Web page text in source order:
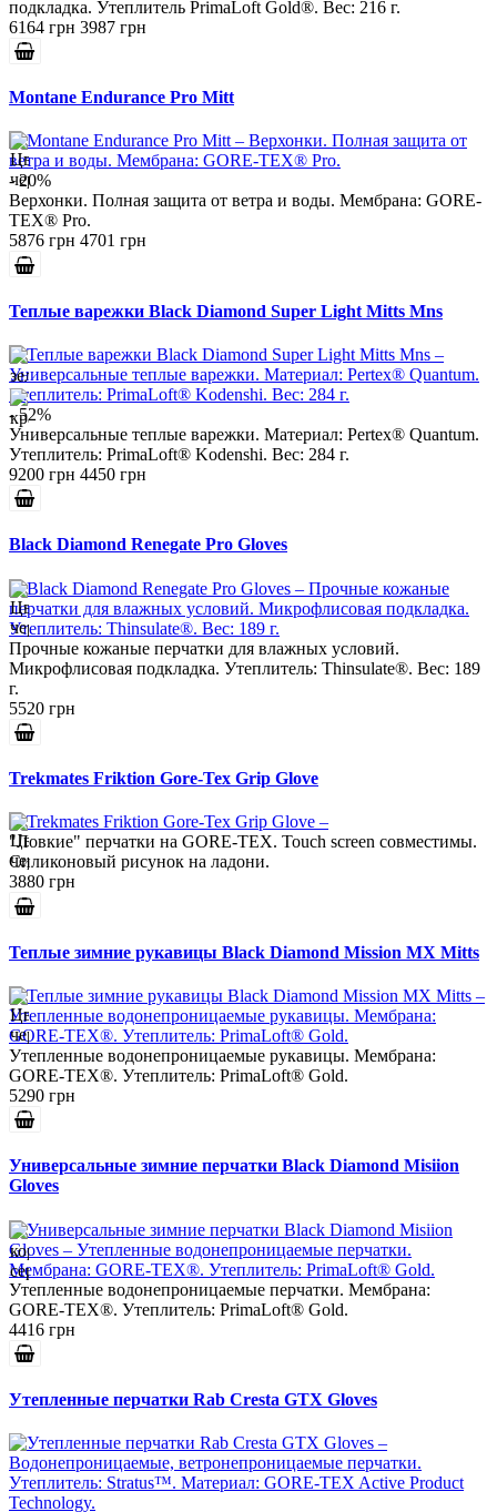
подкладка. Утеплитель PrimaLoft Gold®. Вес: 216 г.
6164 грн 3987 грн
Montane Endurance Pro Mitt
- 20%
Верхонки. Полная защита от ветра и воды. Мембрана: GORE-
TEX® Pro.
5876 грн 4701 грн
Теплые варежки Black Diamond Super Light Mitts Mns
- 52%
Универсальные теплые варежки. Материал: Pertex® Quantum.
Утеплитель: PrimaLoft® Kodenshi. Вес: 284 г.
9200 грн 4450 грн
Black Diamond Renegate Pro Gloves
Прочные кожаные перчатки для влажных условий.
Микрофлисовая подкладка. Утеплитель: Thinsulate®. Вес: 189
г.
5520 грн
Trekmates Friktion Gore-Tex Grip Glove
"Ловкие" перчатки на GORE-TEX. Touch screen совместимы.
Силиконовый рисунок на ладони.
3880 грн
Теплые зимние рукавицы Black Diamond Mission MX Mitts
Утепленные водонепроницаемые рукавицы. Мембрана:
GORE-TEX®. Утеплитель: PrimaLoft® Gold.
5290 грн
Универсальные зимние перчатки Black Diamond Misiion
Gloves
Утепленные водонепроницаемые перчатки. Мембрана:
GORE-TEX®. Утеплитель: PrimaLoft® Gold.
4416 грн
Утепленные перчатки Rab Cresta GTX Gloves